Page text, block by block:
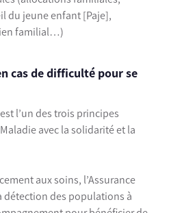
du jeune enfant [Paje],
familial…)
cas de difficulté pour se
l’un des trois principes
avec la solidarité et la
aux soins, l’Assurance
détection des populations à